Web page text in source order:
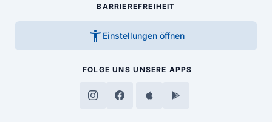
BARRIEREFREIHEIT
accessibility_new Einstellungen öffnen
FOLGE UNS UNSERE APPS